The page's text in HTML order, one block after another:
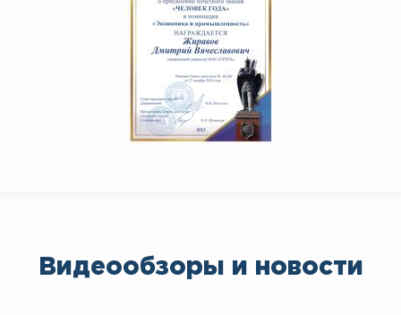
Видеообзоры и новости